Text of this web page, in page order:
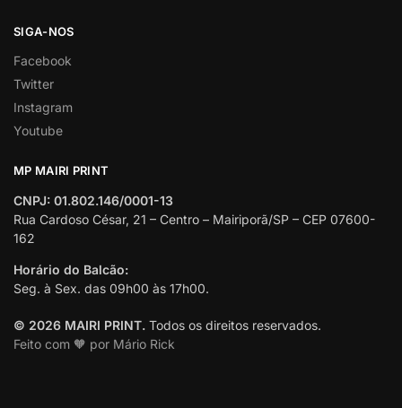
SIGA-NOS
Facebook
Twitter
Instagram
Youtube
MP MAIRI PRINT
CNPJ: 01.802.146/0001-13
Rua Cardoso César, 21 – Centro – Mairiporã/SP – CEP 07600-
162
Horário do Balcão:
Seg. à Sex. das 09h00 às 17h00.
© 2026 MAIRI PRINT. Todos os direitos reservados.
Feito com 🧡 por Mário Rick